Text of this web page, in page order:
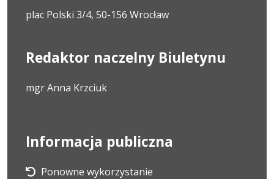
plac Polski 3/4, 50-156 Wrocław
Redaktor naczelny Biuletynu
mgr Anna Krzciuk
Informacja publiczna
Ponowne wykorzystanie